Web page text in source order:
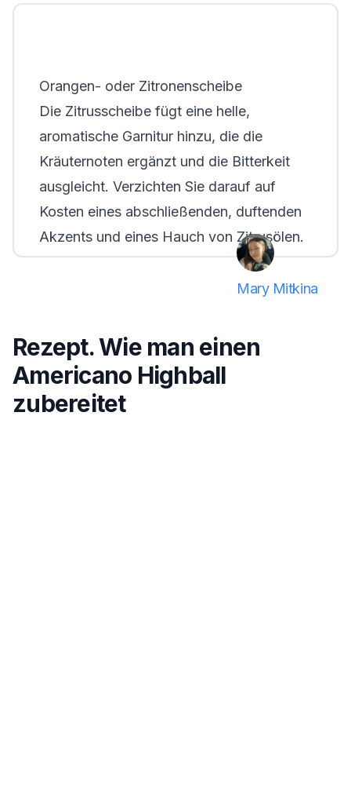
Orangen- oder Zitronenscheibe
Die Zitrusscheibe fügt eine helle,
aromatische Garnitur hinzu, die die
Kräuternoten ergänzt und die Bitterkeit
ausgleicht. Verzichten Sie darauf auf
Kosten eines abschließenden, duftenden
Akzents und eines Hauch von Zitrusölen.
Mary Mitkina
Rezept. Wie man einen
Americano Highball
zubereitet